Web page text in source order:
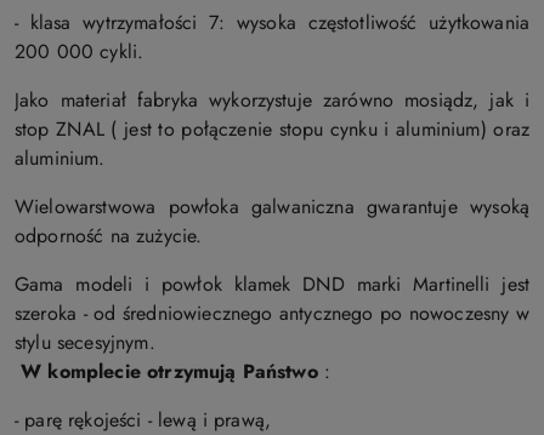
- klasa wytrzymałości 7: wysoka częstotliwość użytkowania
200 000 cykli.
Jako materiał fabryka wykorzystuje zarówno mosiądz, jak i
stop ZNAL ( jest to połączenie stopu cynku i aluminium) oraz
aluminium.
Wielowarstwowa powłoka galwaniczna gwarantuje wysoką
odporność na zużycie.
Gama modeli i powłok klamek DND marki Martinelli jest
szeroka - od średniowiecznego antycznego po nowoczesny w
stylu secesyjnym.
W komplecie otrzymują Państwo:
- parę rękojeści - lewą i prawą,